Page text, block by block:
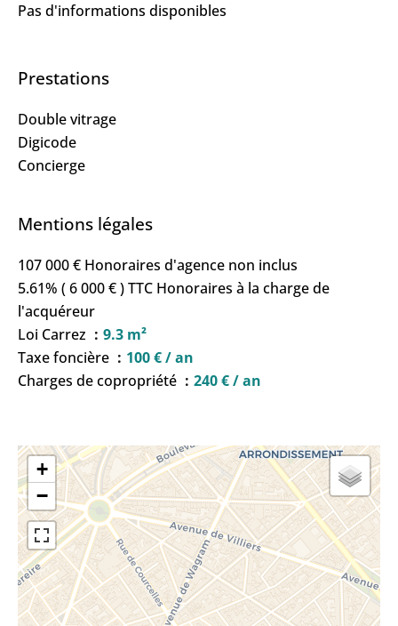
Pas d'informations disponibles
Prestations
Double vitrage
Digicode
Concierge
Mentions légales
107 000 € Honoraires d'agence non inclus
5.61% ( 6 000 € ) TTC Honoraires à la charge de
l'acquéreur
Loi Carrez
9.3 m²
Taxe foncière
100 € / an
Charges de copropriété
240 € / an
+
−